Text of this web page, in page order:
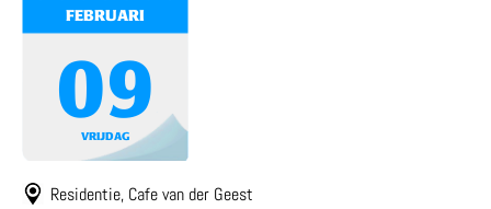
FEBRUARI
09
VRIJDAG
Residentie, Cafe van der Geest